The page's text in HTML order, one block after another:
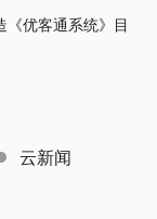
《优客通系统》目
云新闻